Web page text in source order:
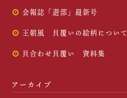
会報誌「遊部」最新号
王朝風 貝覆いの絵柄について
貝合わせ貝覆い 資料集
アーカイブ